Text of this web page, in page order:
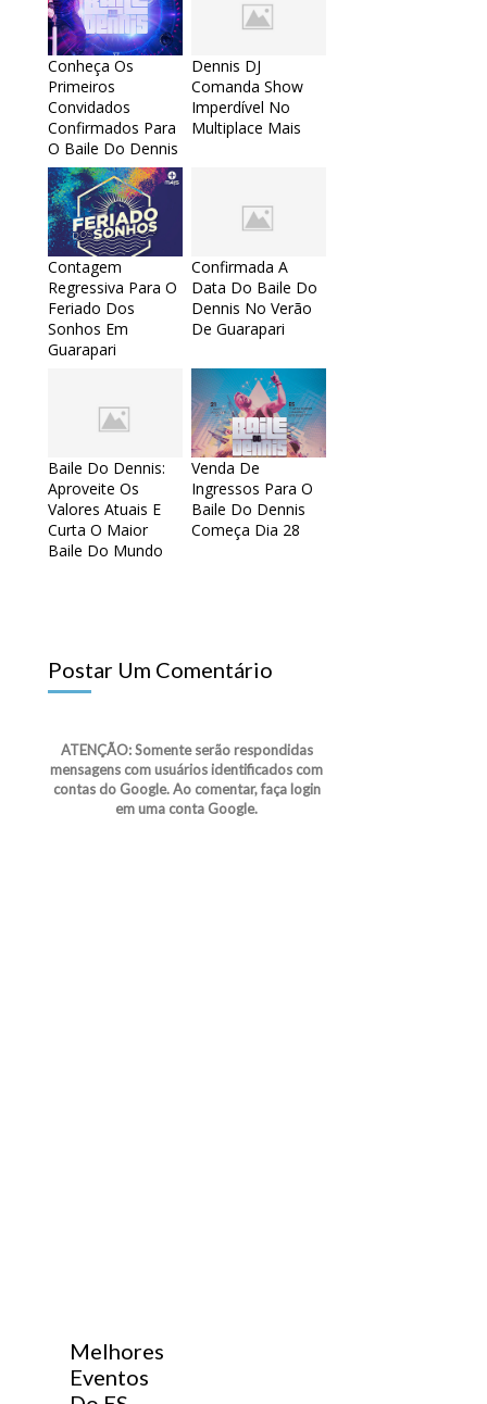
Conheça Os
Primeiros
Convidados
Confirmados Para
O Baile Do Dennis
Dennis DJ
Comanda Show
Imperdível No
Multiplace Mais
Contagem
Regressiva Para O
Feriado Dos
Sonhos Em
Guarapari
Confirmada A
Data Do Baile Do
Dennis No Verão
De Guarapari
Baile Do Dennis:
Aproveite Os
Valores Atuais E
Curta O Maior
Baile Do Mundo
Venda De
Ingressos Para O
Baile Do Dennis
Começa Dia 28
Postar Um Comentário
ATENÇÃO: Somente serão respondidas
mensagens com usuários identificados com
contas do Google. Ao comentar, faça login
em uma conta Google.
Melhores
Eventos